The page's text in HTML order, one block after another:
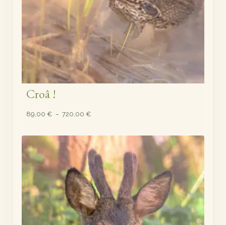
Croâ !
89,00 € – 720,00 €Plage
prix :
89,00 €
720,00 €